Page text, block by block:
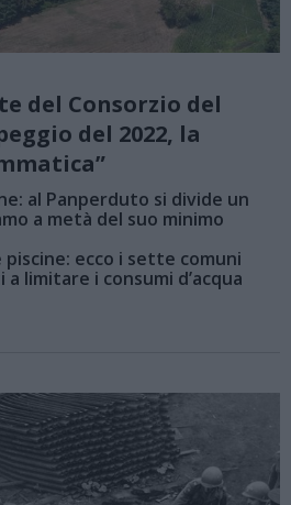
del Consorzio del
del 2022, la
al Panperduto si divide un
a metà del suo minimo
ecco i sette comuni
limitare i consumi d’acqua